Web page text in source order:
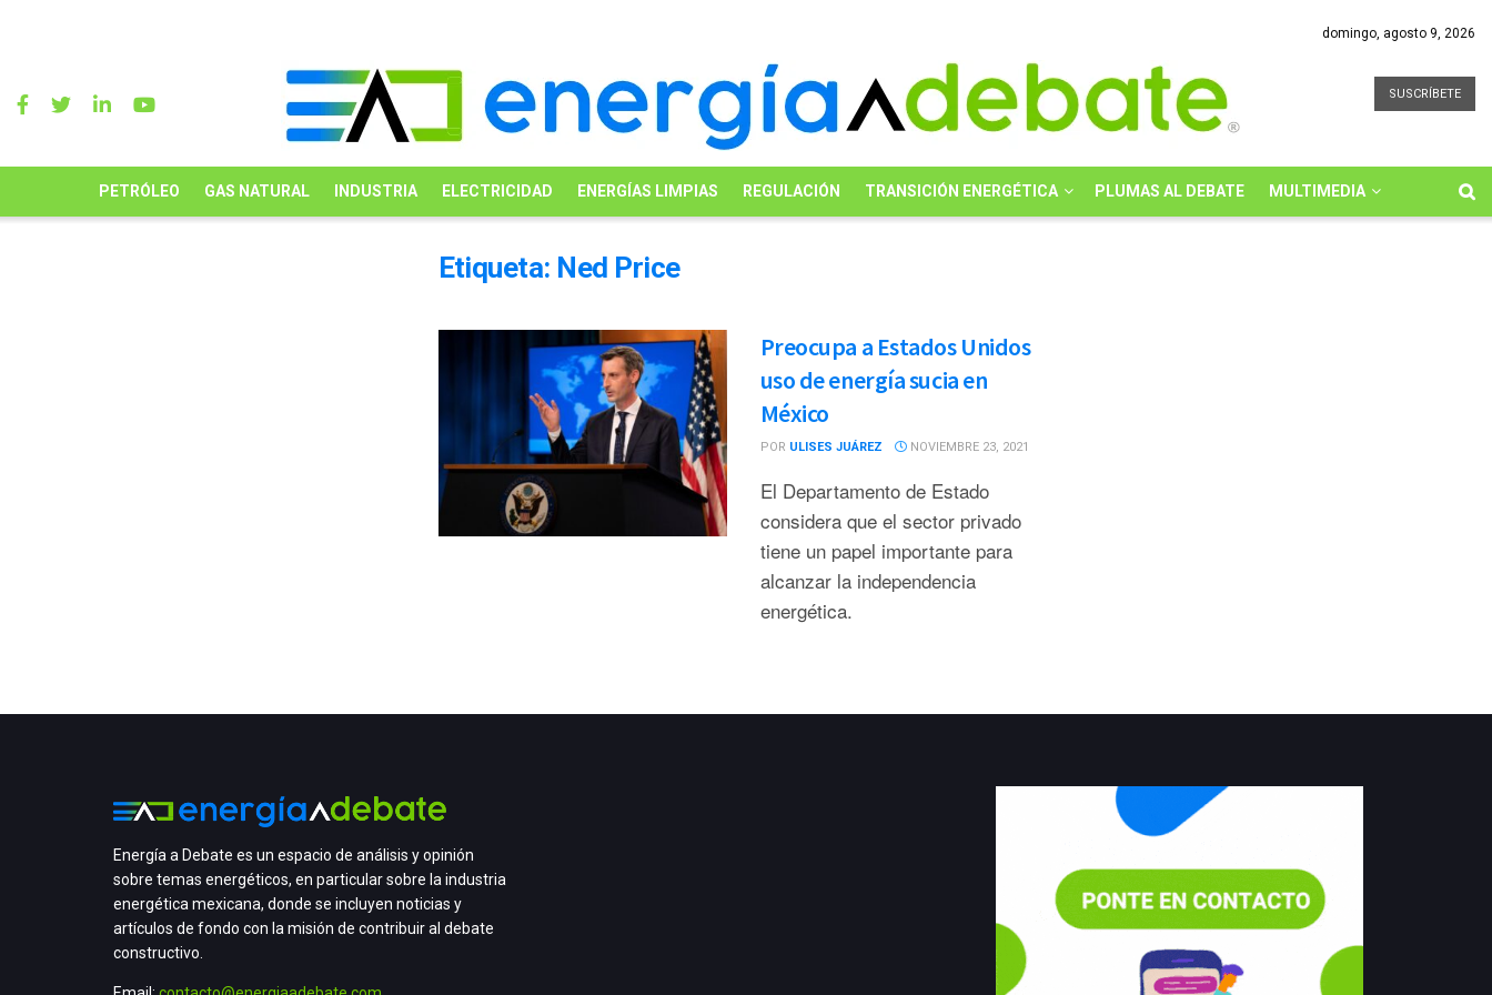
domingo, agosto 9, 2026
SUSCRÍBETE
PETRÓLEO GAS NATURAL INDUSTRIA ELECTRICIDAD ENERGÍAS LIMPIAS REGULACIÓN TRANSICIÓN ENERGÉTICA PLUMAS AL DEBATE MULTIMEDIA
Etiqueta: Ned Price
Preocupa a Estados Unidos
uso de energía sucia en
México
POR ULISES JUÁREZ NOVIEMBRE 23, 2021
El Departamento de Estado
considera que el sector privado
tiene un papel importante para
alcanzar la independencia
energética.
Energía a Debate es un espacio de análisis y opinión
sobre temas energéticos, en particular sobre la industria
energética mexicana, donde se incluyen noticias y
artículos de fondo con la misión de contribuir al debate
constructivo.